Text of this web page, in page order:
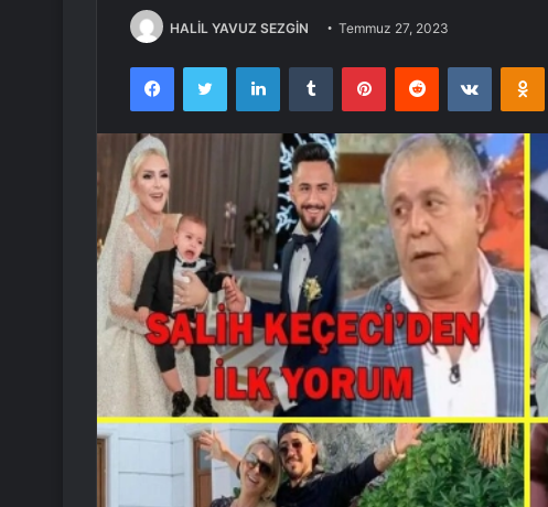
HALİL YAVUZ SEZGİN Temmuz 27, 2023
FacebookTwitter LinkedInTumblr PinterestReddit